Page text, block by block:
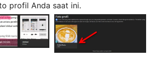
profil Anda saat ini.